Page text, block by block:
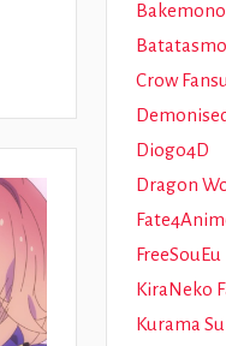
Crow
Diogo4D
Dragon
FreeSouEu
KiraNeko
Kurama